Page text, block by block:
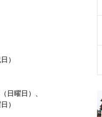
）
日曜日）、
）